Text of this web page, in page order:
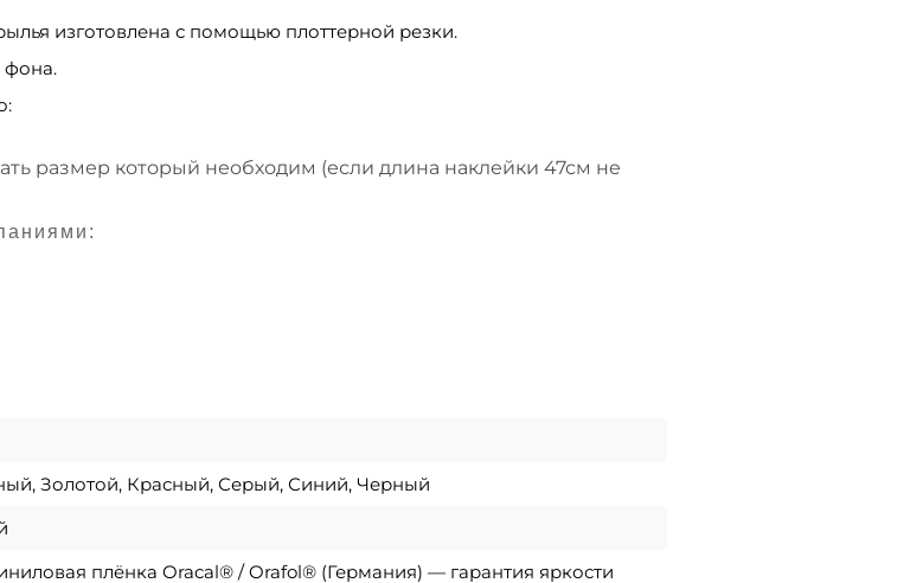
изготовлена с помощью плоттерной резки.
фона.
размер который необходим (если длина наклейки 47см не
Золотой, Красный, Серый, Синий, Черный
плёнка Oracal® / Orafol® (Германия) — гарантия яркости